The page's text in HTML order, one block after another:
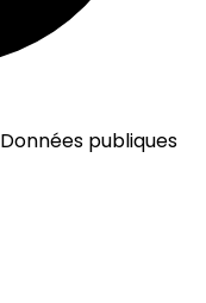
Données publiques